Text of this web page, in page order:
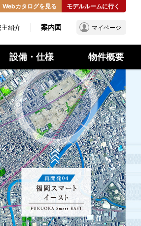
設備・仕様 物件概要
主紹介 案内図 マイページ
Webカタログを見る モデルルームに行く